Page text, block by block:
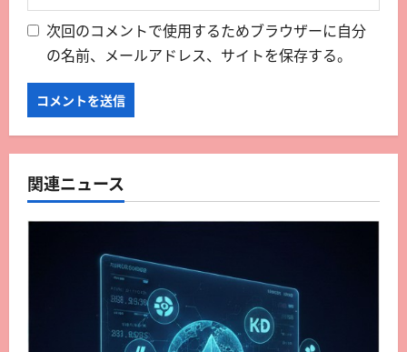
次回のコメントで使用するためブラウザーに自分
の名前、メールアドレス、サイトを保存する。
関連ニュース